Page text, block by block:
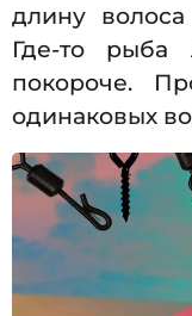
длину
Где-то рыба
покороче.
одинаковых